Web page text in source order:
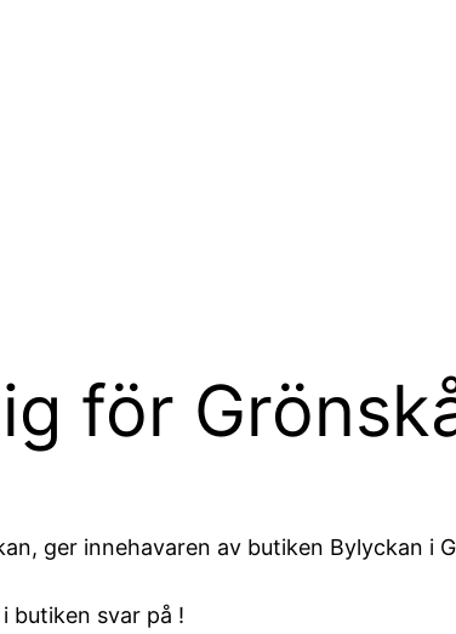
för
ger innehavaren av butiken Bylyckan i
butiken svar på !